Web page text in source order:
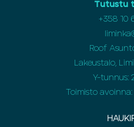
Tutustu
+35810
Roof
Lakeustalo,
Y-tunnus:
Toimisto